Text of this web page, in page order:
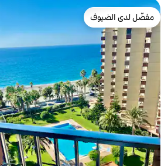
مفضّل لدى الضيوف
مفضّل لدى الضيوف